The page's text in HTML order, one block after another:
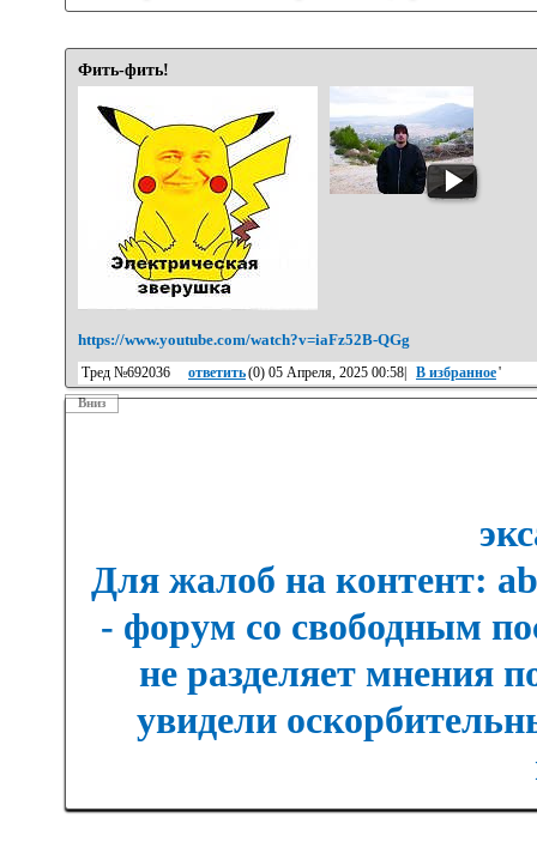
Фить-фить!
https://www.youtube.com/watch?v=iaFz52B-QGg
Тред №692036 ответить(0) 05 Апреля, 2025 00:58| В избранное'
Вниз
Для жалоб на контент:
- форум со свободным
не разделяет мнения
увидели